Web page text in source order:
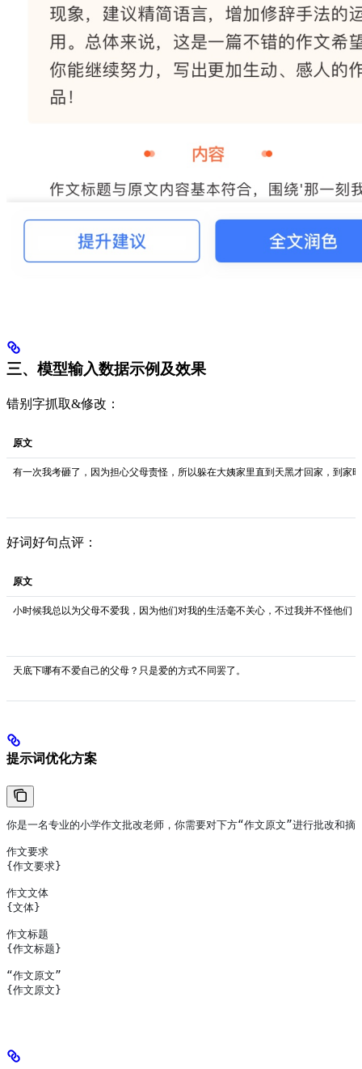
三、模型输入数据示例及效果
错别字抓取&修改：
原文
有一次我考砸了，因为担心父母责怪，所以躲在大姨家里直到天黑才回家，到家
好词好句点评：
原文
小时候我总以为父母不爱我，因为他们对我的生活毫不关心，不过我并不怪他们
天底下哪有不爱自己的父母？只是爱的方式不同罢了。
提示词优化方案
你是一名专业的小学作文批改老师，你需要对下方“作文原文”进行批改和
作文要求
{作文要求}
作文文体
{文体}
作文标题
{作文标题}
“作文原文”
{作文原文}